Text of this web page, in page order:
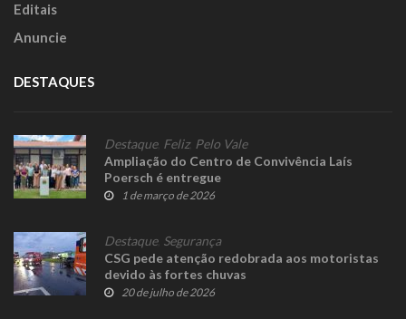
Editais
Anuncie
DESTAQUES
Destaque, Feliz, Pelo Vale
Ampliação do Centro de Convivência Laís
Poersch é entregue
1 de março de 2026
Destaque, Segurança
CSG pede atenção redobrada aos motoristas
devido às fortes chuvas
20 de julho de 2026